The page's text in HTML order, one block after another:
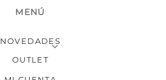
MENÚ
NOVEDADES
OUTLET